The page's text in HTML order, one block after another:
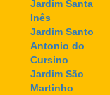
Jardim Santa
Inês
Jardim Santo
Antonio do
Cursino
Jardim São
Martinho